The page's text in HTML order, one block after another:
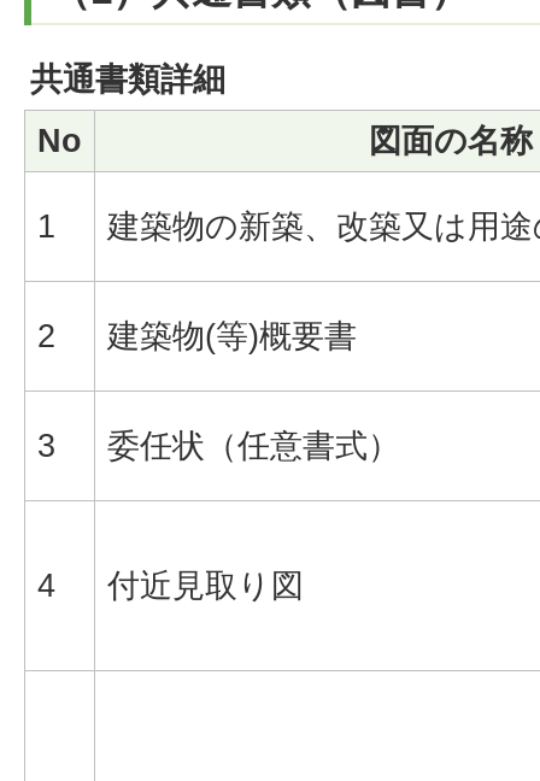
共通書類詳細
No
図面の名称
1 建築物の新築、改築又は用
2 建築物(等)概要書
3 委任状（任意書式）
4 付近見取り図